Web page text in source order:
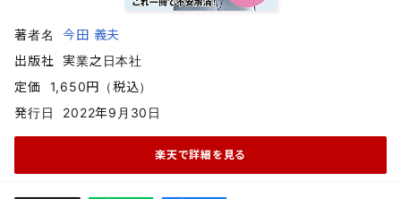
著者名
今田 義夫
出版社
実業之日本社
定価
1,650円（税込）
発行日
2022年9月30日
楽天で詳細を見る